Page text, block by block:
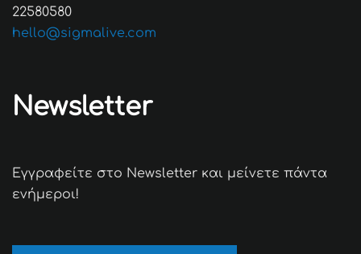
22580580
hello@sigmalive.com
Newsletter
Εγγραφείτε στο Newsletter και μείνετε πάντα
ενήμεροι!